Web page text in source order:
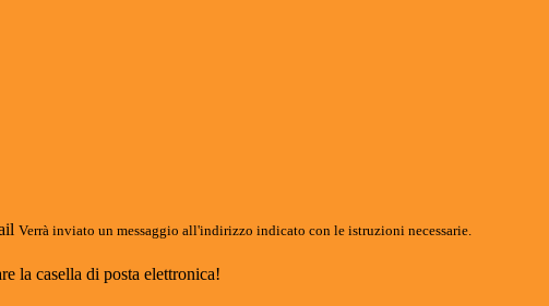
Verrà inviato un messaggio all'indirizzo indicato con le istruzioni necessarie.
la casella di posta elettronica!